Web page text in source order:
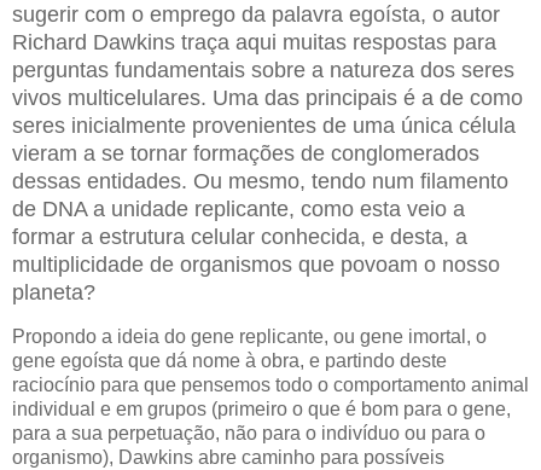
sugerir com o emprego da palavra egoísta, o autor
Richard Dawkins traça aqui muitas respostas para
perguntas fundamentais sobre a natureza dos seres
vivos multicelulares. Uma das principais é a de como
seres inicialmente provenientes de uma única célula
vieram a se tornar formações de conglomerados
dessas entidades. Ou mesmo, tendo num filamento
de DNA a unidade replicante, como esta veio a
formar a estrutura celular conhecida, e desta, a
multiplicidade de organismos que povoam o nosso
planeta?
Propondo a ideia do gene replicante, ou gene imortal, o
gene egoísta que dá nome à obra, e partindo deste
raciocínio para que pensemos todo o comportamento animal
individual e em grupos (primeiro o que é bom para o gene,
para a sua perpetuação, não para o indivíduo ou para o
organismo), Dawkins abre caminho para possíveis